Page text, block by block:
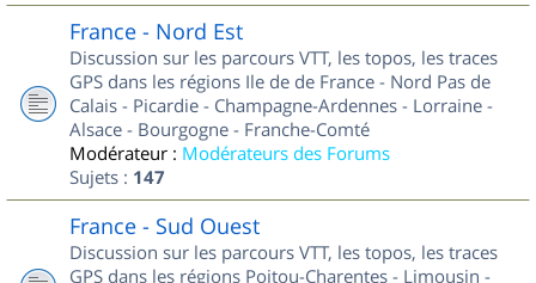
France - Nord Est
Discussion sur les parcours VTT, les topos, les traces
GPS dans les régions Ile de de France - Nord Pas de
Calais - Picardie - Champagne-Ardennes - Lorraine -
Alsace - Bourgogne - Franche-Comté
Modérateur : Modérateurs des Forums
Sujets : 147
France - Sud Ouest
Discussion sur les parcours VTT, les topos, les traces
GPS dans les régions Poitou-Charentes - Limousin -